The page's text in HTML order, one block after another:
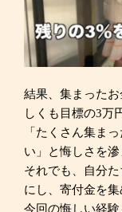
結果、集まった
しくも目標の3万
「たくさん集ま
い」と悔しさを滲
それでも、自分
にし、寄付金を集
今回の悔しい経